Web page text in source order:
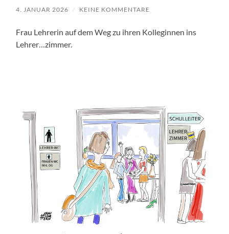
4. JANUAR 2026 / KEINE KOMMENTARE
Frau Lehrerin auf dem Weg zu ihren Kolleginnen ins
Lehrer…zimmer.